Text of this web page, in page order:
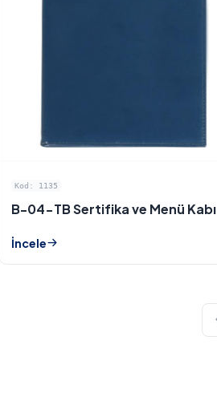
Kod: 1135
B-04-TB Sertifika ve Menü Kabı
İncele